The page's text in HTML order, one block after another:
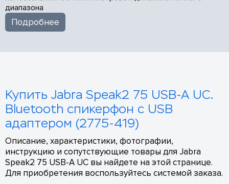
диапазона
Подробнее
Купить Jabra Speak2 75 USB-A UC.
Bluetooth спикерфон с USB
адаптером (2775-419)
Описание, характеристики, фотографии,
инструкцию и сопутствующие товары для Jabra
Speak2 75 USB-A UC вы найдете на этой странице.
Для приобретения воспользуйтесь системой заказа.